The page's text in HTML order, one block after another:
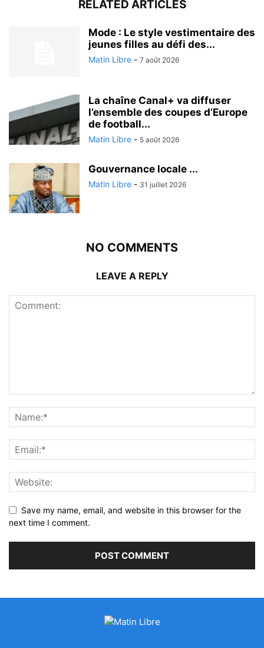
RELATED ARTICLES
Mode : Le style vestimentaire des
jeunes filles au défi des...
Matin Libre - 7 août 2026
La chaîne Canal+ va diffuser
l’ensemble des coupes d’Europe
de football...
Matin Libre - 5 août 2026
Gouvernance locale ...
Matin Libre - 31 juillet 2026
NO COMMENTS
LEAVE A REPLY
Save my name, email, and website in this browser for the
next time I comment.